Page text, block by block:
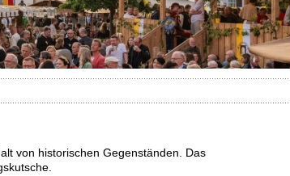
von historischen Gegenständen. Das